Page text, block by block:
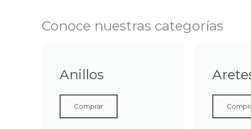
Conoce nuestras categorías
Anillos
Comprar